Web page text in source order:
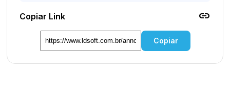
Copiar Link link
Copiar